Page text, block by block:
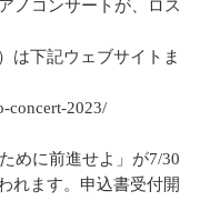
ノコンサートが、ロス
は下記ウェブサイトま
concert-2023/
めに前進せよ」が7/30
れます。申込書受付開